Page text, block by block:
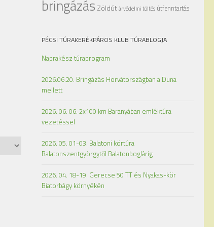
bringázás Zöldútárvédelmi töltés útfenntartás
PÉCSI TÚRAKERÉKPÁROS KLUB TÚRABLOGJA
Naprakész túraprogram
2026.06.20. Bringázás Horvátországban a Duna
mellett
2026. 06. 06. 2x100 km Baranyában emléktúra
vezetéssel
2026. 05. 01-03. Balatoni körtúra
Balatonszentgyörgytől Balatonboglárig
2026. 04. 18-19. Gerecse 50 TT és Nyakas-kör
Biatorbágy környékén